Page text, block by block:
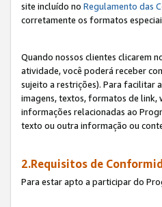
site incluído no Regulamento das
corretamente os formatos
Quando nossos clientes clicarem
atividade, você poderá receber
sujeito a restrições). Para facilitar
imagens, textos, formatos de
informações relacionadas ao
texto ou outra informação ou
2.Requisitos de
Para estar apto a participar do